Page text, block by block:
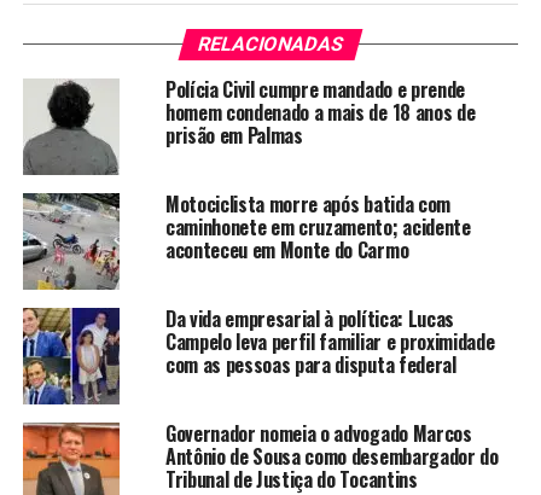
RELACIONADAS
Polícia Civil cumpre mandado e prende
homem condenado a mais de 18 anos de
prisão em Palmas
Motociclista morre após batida com
caminhonete em cruzamento; acidente
aconteceu em Monte do Carmo
Da vida empresarial à política: Lucas
Campelo leva perfil familiar e proximidade
com as pessoas para disputa federal
Governador nomeia o advogado Marcos
Antônio de Sousa como desembargador do
Tribunal de Justiça do Tocantins